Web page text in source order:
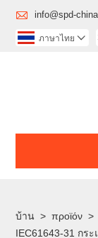
 info@spd-
ภาษาไทย 
บ้าน > προϊόν >
IEC61643-31 กร